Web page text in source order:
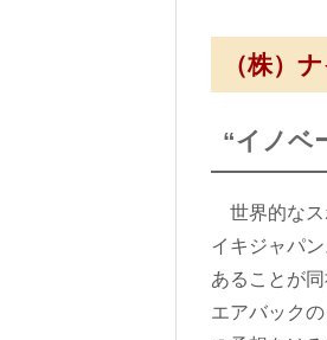
（株）
“イノベ
世界的なス
イキジャパ
あることが
エアバック